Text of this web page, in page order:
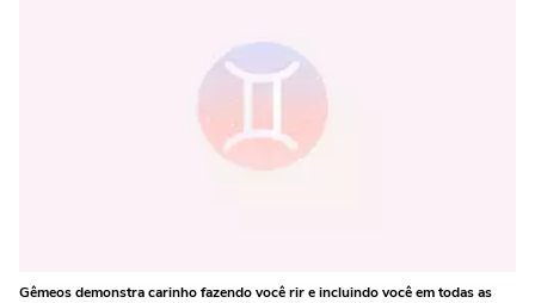
Gêmeos demonstra carinho fazendo você rir e incluindo você em todas as